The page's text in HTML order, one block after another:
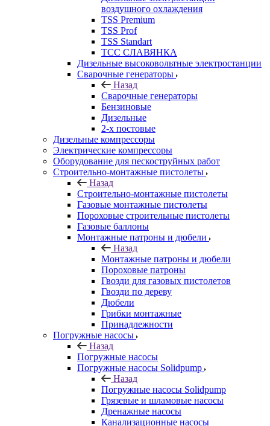
воздушного охлаждения
TSS Premium
TSS Prof
TSS Standart
ТСС СЛАВЯНКА
Дизельные высоковольтные электростанции
Сварочные генераторы
Назад
Сварочные генераторы
Бензиновые
Дизельные
2-х постовые
Дизельные компрессоры
Электрические компрессоры
Оборудование для пескоструйных работ
Строительно-монтажные пистолеты
Назад
Строительно-монтажные пистолеты
Газовые монтажные пистолеты
Пороховые строительные пистолеты
Газовые баллоны
Монтажные патроны и дюбели
Назад
Монтажные патроны и дюбели
Пороховые патроны
Гвозди для газовых пистолетов
Гвозди по дереву
Дюбели
Грибки монтажные
Принадлежности
Погружные насосы
Назад
Погружные насосы
Погружные насосы Solidpump
Назад
Погружные насосы Solidpump
Грязевые и шламовые насосы
Дренажные насосы
Канализационные насосы